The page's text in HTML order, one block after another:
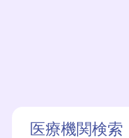
医療機関検索